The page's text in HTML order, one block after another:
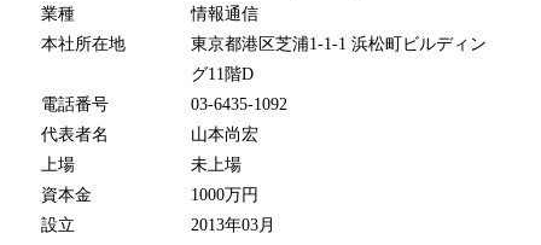
業種
情報通信
本社所在地
東京都港区芝浦1-1-1 浜松町ビルディン
グ11階D
電話番号
03-6435-1092
代表者名
山本尚宏
上場
未上場
資本金
1000万円
設立
2013年03月